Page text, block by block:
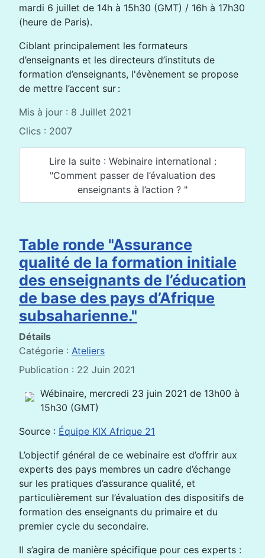
mardi 6 juillet de 14h à 15h30 (GMT) / 16h à 17h30
(heure de Paris).
Ciblant principalement les formateurs
d’enseignants et les directeurs d’instituts de
formation d’enseignants, l'évènement se propose
de mettre l’accent sur :
Mis à jour : 8 Juillet 2021
Clics : 2007
Lire la suite : Webinaire international :
"Comment passer de l’évaluation des
enseignants à l’action ? "
Table ronde "Assurance
qualité de la formation initiale
des enseignants de l’éducation
de base des pays d’Afrique
subsaharienne."
Détails
Catégorie : Ateliers
Publication : 22 Juin 2021
Wébinaire, mercredi 23 juin 2021 de 13h00 à
15h30 (GMT)
Source : Équipe KIX Afrique 21
L’objectif général de ce webinaire est d’offrir aux
experts des pays membres un cadre d’échange
sur les pratiques d’assurance qualité, et
particulièrement sur l’évaluation des dispositifs de
formation des enseignants du primaire et du
premier cycle du secondaire.
Il s’agira de manière spécifique pour ces experts :